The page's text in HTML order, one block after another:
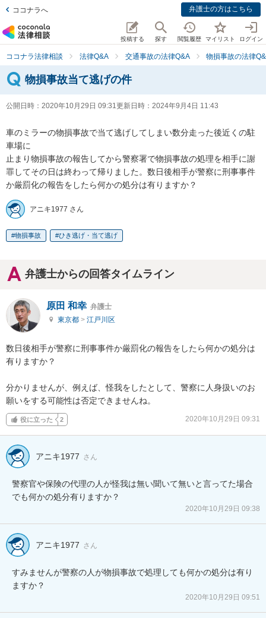
ココナラへ 弁護士の方はこちら
投稿する 探す 閲覧履歴 マイリスト ログイン
ココナラ法律相談 法律Q&A 交通事故の法律Q&A 物損事故の法律
物損事故当て逃げの件
公開日時： 2020年10月29日 09:31更新日時： 2024年9月4日 11:43
車のミラーの物損事故で当て逃げしてしまい数分走った後近くの駐
車場に
止まり物損事故の報告してから警察署で物損事故の処理を相手に謝
罪してその日は終わって帰りました。数日後相手が警察に刑事事件
か厳罰化の報告をしたら何かの処分は有りますか？
アニキ1977 さん
物損事故 ひき逃げ・当て逃げ
弁護士からの回答タイムライン
原田 和幸 弁護士
東京都 > 江戸川区
数日後相手が警察に刑事事件か厳罰化の報告をしたら何かの処分は
有りますか？
分かりませんが、例えば、怪我をしたとして、警察に人身扱いのお
願いをする可能性は否定できませんね。
役に立った 2 2020年10月29日 09:31
アニキ1977 さん
警察官や保険の代理の人が怪我は無い聞いて無いと言ってた場合
でも何かの処分有りますか？
2020年10月29日 09:38
アニキ1977 さん
すみませんが警察の人が物損事故で処理しても何かの処分は有り
ますか？
2020年10月29日 09:51